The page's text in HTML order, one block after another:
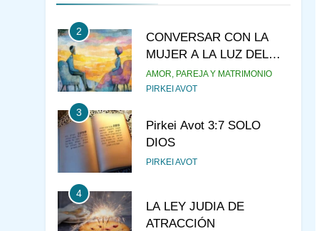
2
CONVERSAR CON LA
MUJER A LA LUZ DEL
JUDAÍSMO
AMOR, PAREJA Y MATRIMONIO
PIRKEI AVOT
3
Pirkei Avot 3:7 SOLO
DIOS
PIRKEI AVOT
4
LA LEY JUDIA DE
ATRACCIÓN